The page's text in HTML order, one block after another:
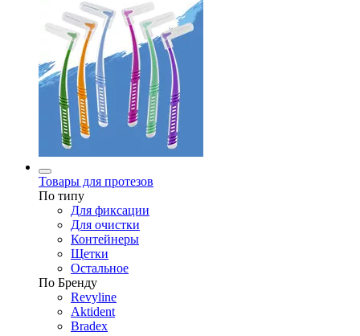
Товары для протезов
По типу
Для фиксации
Для очистки
Контейнеры
Щетки
Остальное
По Бренду
Revyline
Aktident
Bradex